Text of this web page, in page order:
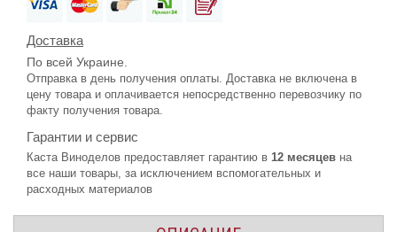
Доставка
По всей Украине.
Отправка в день получения оплаты. Доставка не включена в
цену товара и оплачивается непосредственно перевозчику по
факту получения товара.
Гарантии и сервис
Каста Виноделов предоставляет гарантию в 12 месяцев на
все наши товары, за исключением вспомогательных и
расходных материалов